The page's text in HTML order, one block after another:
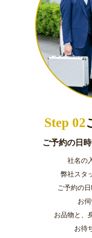
Step 02
ご予約の日
社名の
弊社スタ
ご予約の
お伺
お品物と、
お待